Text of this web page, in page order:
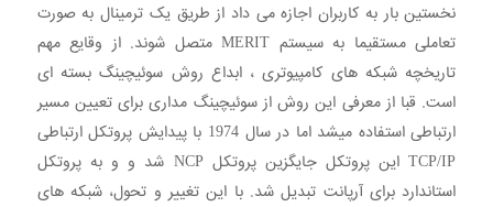
نخستین بار به کاربران اجازه می داد از طریق یک ترمینال به صورت
تعاملی مستقیما به سیستم MERIT متصل شوند. از وقایع مهم
تاریخچه شبکه های کامپیوتری ، ابداع روش سوئیچینگ بسته ای
است. قبا از معرفی این روش از سوئیچینگ مداری برای تعیین مسیر
ارتباطی استفاده میشد اما در سال 1974 با پیدایش پروتکل ارتباطی
TCP/IP این پروتکل جایگزین پروتکل NCP شد و و به پروتکل
استاندارد برای آرپانت تبدیل شد. با این تغییر و تحول، شبکه های